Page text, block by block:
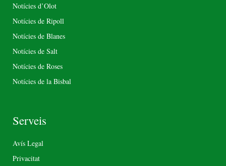
Notícies d’Olot
Notícies de Ripoll
Notícies de Blanes
Notícies de Salt
Notícies de Roses
Notícies de la Bisbal
Serveis
Avís Legal
Privacitat